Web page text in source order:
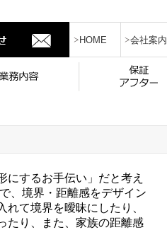
HOME 会社案内
にするお手伝い」だと考え
、境界・距離感をデザイン
て境界を曖昧にしたり、
たり、また、家族の距離感